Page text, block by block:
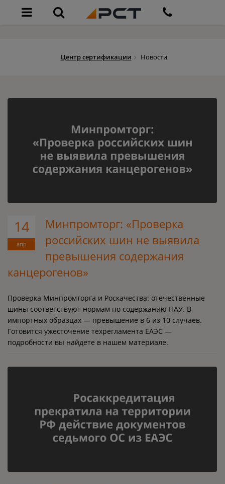
Центр сертификации Новости
14
апр
Минпромторг: «Проверка
российских шин не выявила
превышения содержания
канцерогенов»
Проверка Минпромторга и Роскачества: отечественные
шины соответствуют нормам по содержанию ПАУ. В
импортных образцах — превышение в 6 из 10 случаев.
Готовится ужесточение техрегламента ЕАЭС —
подробности вы найдете в нашем материале.